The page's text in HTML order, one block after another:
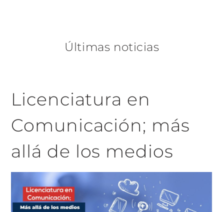
Últimas noticias
Licenciatura en
Comunicación; más
allá de los medios